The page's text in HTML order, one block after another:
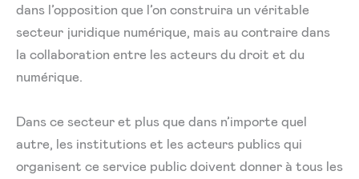
dans l’opposition que l’on construira un véritable
secteur juridique numérique, mais au contraire dans
la collaboration entre les acteurs du droit et du
numérique.
Dans ce secteur et plus que dans n’importe quel
autre, les institutions et les acteurs publics qui
organisent ce service public doivent donner à tous les